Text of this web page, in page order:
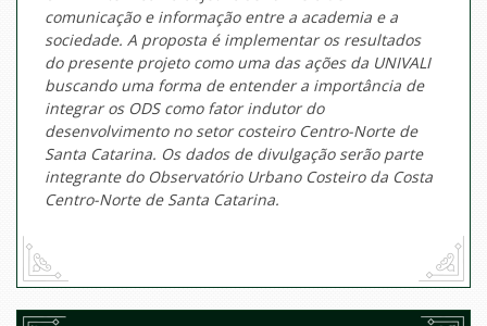
comunicação e informação entre a academia e a
sociedade. A proposta é implementar os resultados
do presente projeto como uma das ações da UNIVALI
buscando uma forma de entender a importância de
integrar os ODS como fator indutor do
desenvolvimento no setor costeiro Centro-Norte de
Santa Catarina. Os dados de divulgação serão parte
integrante do Observatório Urbano Costeiro da Costa
Centro-Norte de Santa Catarina.